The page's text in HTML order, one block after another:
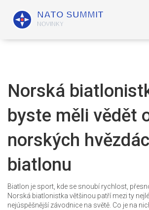
Norská
byste měli vědět
norských
biatlonu
Biatlon je sport, kde se snoubí rychlost,
Norská biatlonistka většinou patří mezi ty
nejúspěšnější závodnice na světě. Co je na